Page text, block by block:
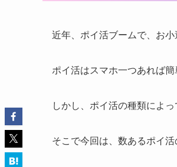
近年、ポイ活ブームで、お小
ポイ活はスマホ一つあれば
しかし、ポイ活の種類によ
そこで今回は、数あるポイ活